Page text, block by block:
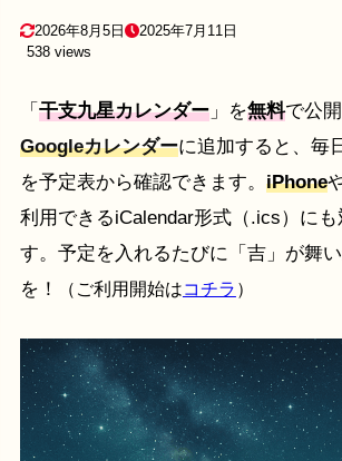
2026年8月5日
2025年7月11日
538 views
「 干支九星カレンダー」を無料で公
Googleカレンダーに追加すると、毎
を予定表から確認できます。 iPhone
利用できるiCalendar形式（.ics）にも
す。予定を入れるたびに「吉」が舞
を！
（ご利用開始はコチラ ）